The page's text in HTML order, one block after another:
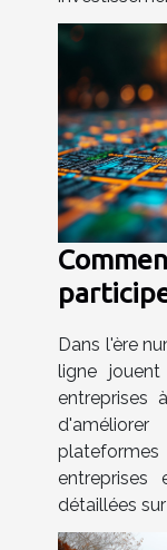
Dans l'ère
ligne
entreprises
entreprises
détaillées sur